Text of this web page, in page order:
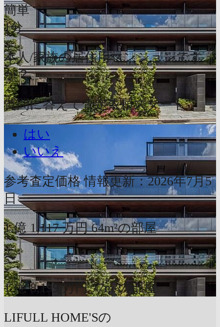
簡単
1分
本人/家族の居住用マンションです
か？
質問に答えて査定依頼スタート
はい
いいえ
参考査定価格 情報更新：2026年7月5
日
1 億 1,117 万円 64m²の部屋
〜
1 億 8,199 万円 77m²の部屋
LIFULL HOME'Sの